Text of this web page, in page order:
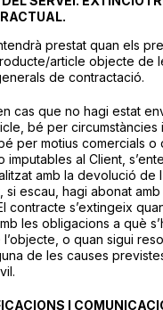
prestat quan els
article objecte de
de contractació.
cas que no hagi estat
bé per circumstàncies
per motius comercials o
imputables al Client,
amb la devolució de
si escau, hagi abonat
contracte s’extingeix
les obligacions a què
o quan sigui
de les causes
I